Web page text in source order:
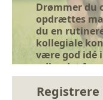
Drømmer du
opdrættes
du en
kollegiale
være god idé
udlandet for